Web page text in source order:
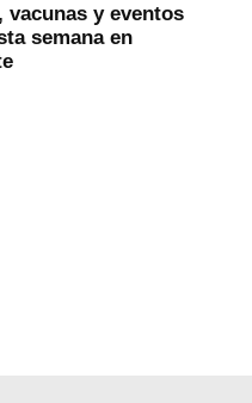
vacunas y eventos
semana en